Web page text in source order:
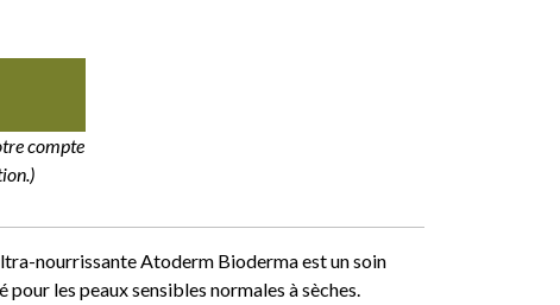
compte
nourrissante Atoderm Bioderma est un soin
les peaux sensibles normales à sèches.